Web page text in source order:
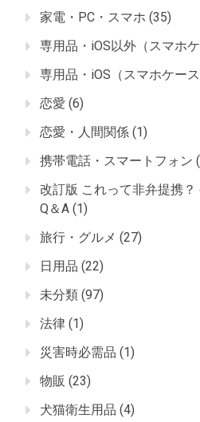
家電・PC・スマホ (35)
専用品・iOS以外（スマホケ
専用品・iOS（スマホケース
恋愛 (6)
恋愛・人間関係 (1)
携帯電話・スマートフォン
改訂版 これって非弁提携
Q＆A (1)
旅行・グルメ (27)
日用品 (22)
未分類 (97)
法律 (1)
災害時必需品 (1)
物販 (23)
犬猫衛生用品 (4)